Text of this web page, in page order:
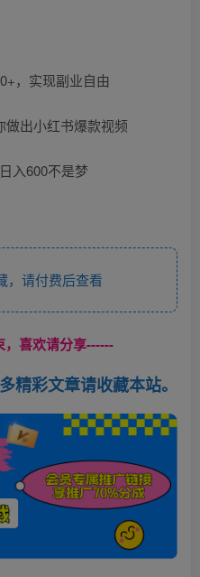
，实现副业自由
做出小红书爆款视频
入600不是梦
请付费后查看
喜欢请分享------
精彩文章请收藏本站。